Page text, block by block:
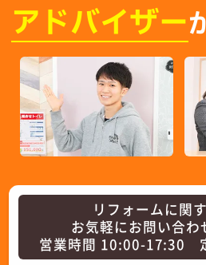
アドバイザー
リフォームに関
お気軽にお問い合
営業時間 10:00-17:30